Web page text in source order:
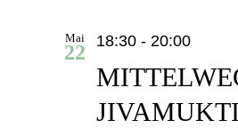
Mai
22 18:30 - 20:00